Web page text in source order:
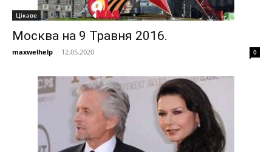
Цікаве
Москва на 9 Травня 2016.
maxwelhelp - 12.05.2020 0